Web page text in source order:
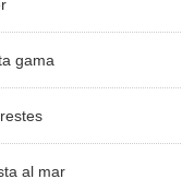
gama
al mar